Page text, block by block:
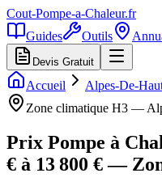
Cout-Pompe-a-Chaleur.fr
Guides
Outils
Devis Gratuit
Accueil Alpes-De-
Zone climatique H3 —
Prix Pompe à
€ à 13 800 € —